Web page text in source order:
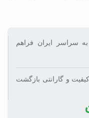
سراسر ایران فراهم
کیفیت و گارانتی بازگشت